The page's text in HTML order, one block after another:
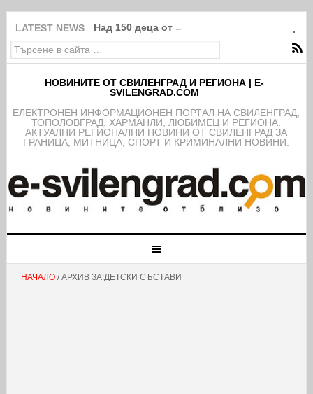
LATEST NEWS Над 150 деца от школата на ФК
НОВИНИТЕ ОТ СВИЛЕНГРАД И РЕГИОНА | E-
SVILENGRAD.COM
EЛЕКТРОНЕН ИНФОРМАЦИОНЕН ПОРТАЛ НА СВИЛЕНГРАД,
ТОПОЛОВГРАД, ХАРМАНЛИ, ЛЮБИМЕЦ И РЕГИОНА.
АКТУАЛНИ РЕГИОНАЛНИ НОВИНИ ОТ СВИЛЕНГРАД ЗА
ГРАНИЦА, МИТНИЦА, СПОРТ И КРИМИНАЛНИ НОВИНИ.
НАЧАЛО/ АРХИВ ЗА:ДЕТСКИ СЪСТАВИ